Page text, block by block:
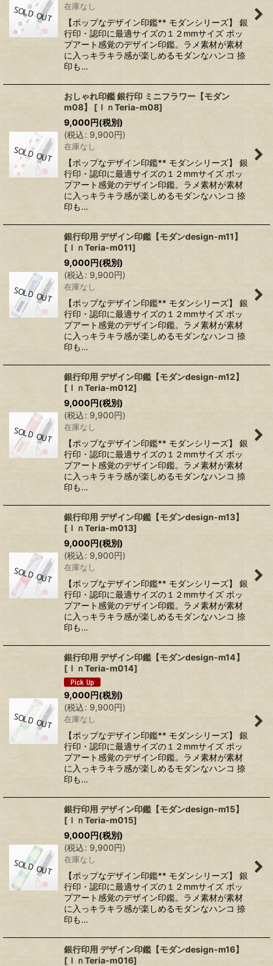
在庫なし
【ポップなデザイン印鑑** モダンシリーズ】 銀
行印・認印に最適サイズの１２mmサイズ ポッ
プアート感覚のデザイン印鑑。ラメ素材が素材
に入っキラキラ感が楽しめるモダンなハンコ 捺
印も…
おしゃれ印鑑 銀行印 ミニフラワー【モダン
m08】
[ ＩｎTeria-m08]
9,000円(税別)
(税込: 9,900円)
在庫なし
【ポップなデザイン印鑑** モダンシリーズ】 銀
行印・認印に最適サイズの１２mmサイズ ポッ
プアート感覚のデザイン印鑑。ラメ素材が素材
に入っキラキラ感が楽しめるモダンなハンコ 捺
印も…
銀行印用 デザイン印鑑【モダンdesign-m11】
[ ＩｎTeria-m011]
9,000円(税別)
(税込: 9,900円)
在庫なし
【ポップなデザイン印鑑** モダンシリーズ】 銀
行印・認印に最適サイズの１２mmサイズ ポッ
プアート感覚のデザイン印鑑。ラメ素材が素材
に入っキラキラ感が楽しめるモダンなハンコ 捺
印も…
銀行印用 デザイン印鑑【モダンdesign-m12】
[ ＩｎTeria-m012]
9,000円(税別)
(税込: 9,900円)
在庫なし
【ポップなデザイン印鑑** モダンシリーズ】 銀
行印・認印に最適サイズの１２mmサイズ ポッ
プアート感覚のデザイン印鑑。ラメ素材が素材
に入っキラキラ感が楽しめるモダンなハンコ 捺
印も…
銀行印用 デザイン印鑑【モダンdesign-m13】
[ ＩｎTeria-m013]
9,000円(税別)
(税込: 9,900円)
在庫なし
【ポップなデザイン印鑑** モダンシリーズ】 銀
行印・認印に最適サイズの１２mmサイズ ポッ
プアート感覚のデザイン印鑑。ラメ素材が素材
に入っキラキラ感が楽しめるモダンなハンコ 捺
印も…
銀行印用 デザイン印鑑【モダンdesign-m14】
[ ＩｎTeria-m014]
9,000円(税別)
(税込: 9,900円)
在庫なし
【ポップなデザイン印鑑** モダンシリーズ】 銀
行印・認印に最適サイズの１２mmサイズ ポッ
プアート感覚のデザイン印鑑。ラメ素材が素材
に入っキラキラ感が楽しめるモダンなハンコ 捺
印も…
銀行印用 デザイン印鑑【モダンdesign-m15】
[ ＩｎTeria-m015]
9,000円(税別)
(税込: 9,900円)
在庫なし
【ポップなデザイン印鑑** モダンシリーズ】 銀
行印・認印に最適サイズの１２mmサイズ ポッ
プアート感覚のデザイン印鑑。ラメ素材が素材
に入っキラキラ感が楽しめるモダンなハンコ 捺
印も…
銀行印用 デザイン印鑑【モダンdesign-m16】
[ ＩｎTeria-m016]